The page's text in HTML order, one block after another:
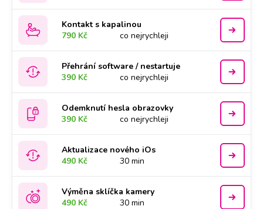
Kontakt s kapalinou
790 Kč
co nejrychleji
Přehrání software / nestartuje
390 Kč
co nejrychleji
Odemknutí hesla obrazovky
390 Kč
co nejrychleji
Aktualizace nového iOs
490 Kč
30 min
Výměna sklíčka kamery
490 Kč
30 min